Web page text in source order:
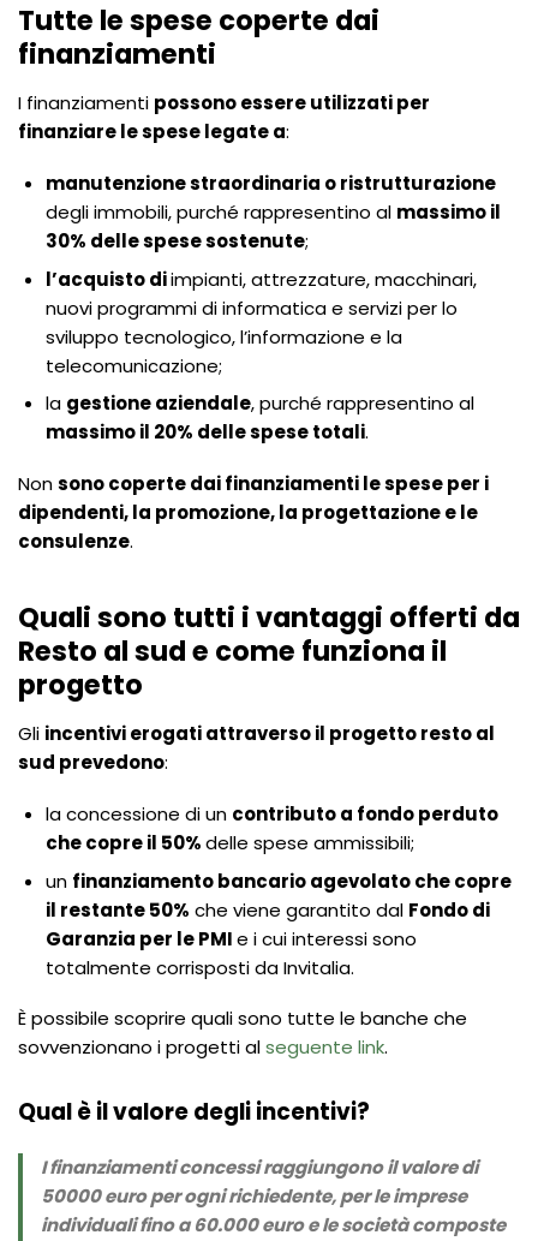
Tutte le spese coperte dai
finanziamenti
I finanziamenti possono essere utilizzati per
finanziare le spese legate a:
manutenzione straordinaria o ristrutturazione
degli immobili, purché rappresentino al massimo il
30% delle spese sostenute;
l’acquisto diimpianti, attrezzature, macchinari,
nuovi programmi di informatica e servizi per lo
sviluppo tecnologico, l’informazione e la
telecomunicazione;
la gestione aziendale, purché rappresentino al
massimo il 20% delle spese totali.
Nonsono coperte dai finanziamenti le spese per i
dipendenti, la promozione, la progettazione e le
consulenze.
Quali sono tutti i vantaggi offerti da
Resto al sud e come funziona il
progetto
Gli incentivi erogati attraverso il progetto resto al
sud prevedono:
la concessione di un contributo a fondo perduto
che copre il 50%delle spese ammissibili;
un finanziamento bancario agevolato che copre
il restante 50% che viene garantito dal Fondo di
Garanzia per le PMIe i cui interessi sono
totalmente corrisposti da Invitalia.
È possibile scoprire quali sono tutte le banche che
sovvenzionano i progetti alseguente link.
Qual è il valore degli incentivi?
I finanziamenti concessi raggiungono il valore di
50000 euro per ogni richiedente, per le imprese
individuali fino a 60.000 euro e le società composte